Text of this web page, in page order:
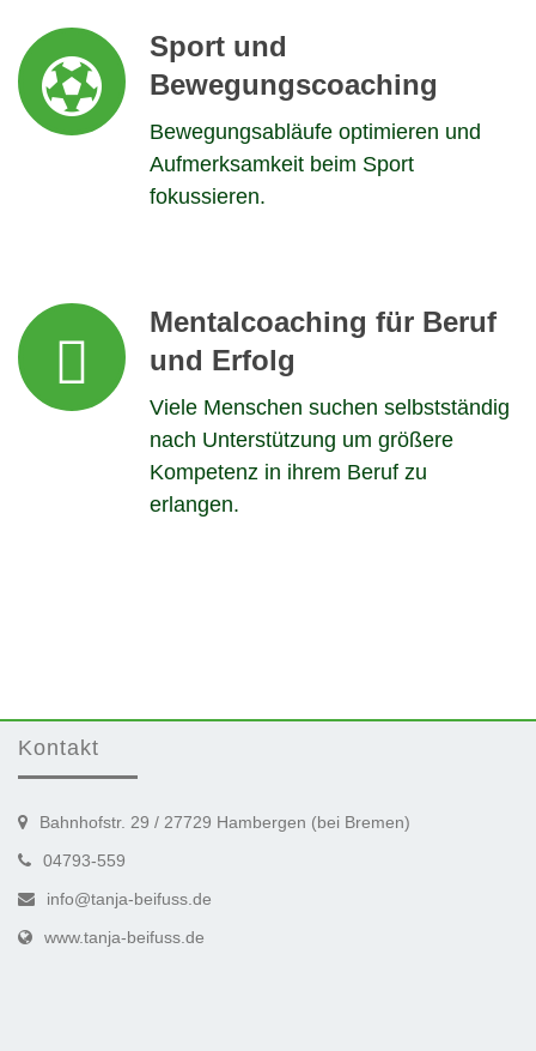
Sport und
Bewegungscoaching
Bewegungsabläufe optimieren und
Aufmerksamkeit beim Sport
fokussieren.
Mentalcoaching für Beruf
und Erfolg
Viele Menschen suchen selbstständig
nach Unterstützung um größere
Kompetenz in ihrem Beruf zu
erlangen.
Kontakt
Bahnhofstr. 29 / 27729 Hambergen (bei Bremen)
04793-559
info@tanja-beifuss.de
www.tanja-beifuss.de